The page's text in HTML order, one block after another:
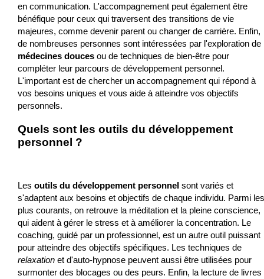
en communication. L'accompagnement peut également être
bénéfique pour ceux qui traversent des transitions de vie
majeures, comme devenir parent ou changer de carrière. Enfin,
de nombreuses personnes sont intéressées par l'exploration de
médecines doucesou de techniques de bien-être pour
compléter leur parcours de développement personnel.
L'important est de chercher un accompagnement qui répond à
vos besoins uniques et vous aide à atteindre vos objectifs
personnels.
Quels sont les outils du développement
personnel ?
Les outils du développement personnel sont variés et
s'adaptent aux besoins et objectifs de chaque individu. Parmi les
plus courants, on retrouve la méditation et la pleine conscience,
qui aident à gérer le stress et à améliorer la concentration. Le
coaching, guidé par un professionnel, est un autre outil puissant
pour atteindre des objectifs spécifiques. Les techniques de
relaxationet d'auto-hypnose peuvent aussi être utilisées pour
surmonter des blocages ou des peurs. Enfin, la lecture de livres